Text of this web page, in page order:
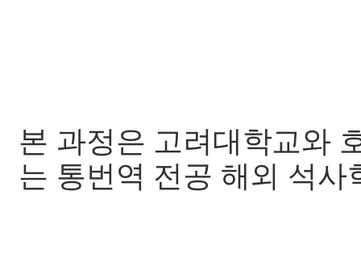
본 과정은 고려대학교와
는 통번역 전공 해외 석사